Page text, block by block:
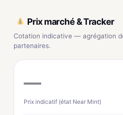
Prix marché & Tracker
Cotation indicative — agrégation
partenaires.
—
Prix indicatif (état Near Mint)